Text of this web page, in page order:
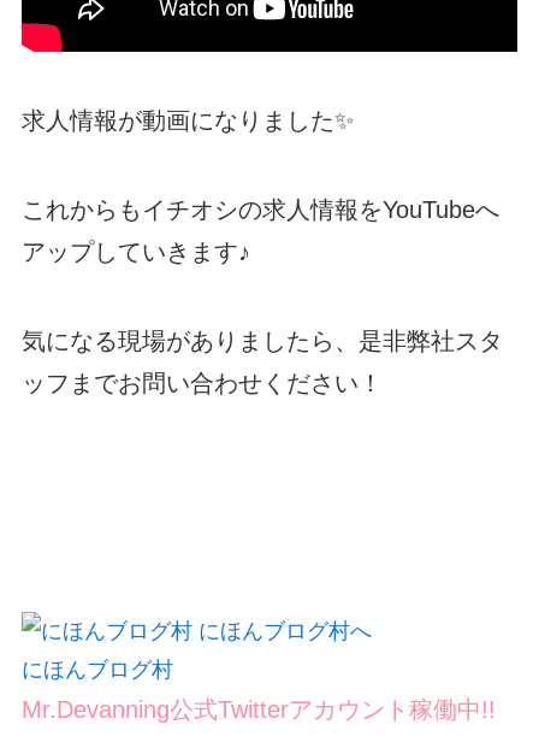
求人情報が動画になりました✨
これからもイチオシの求人情報をYouTubeへ
アップしていきます♪
気になる現場がありましたら、是非弊社スタ
ッフまでお問い合わせください！
にほんブログ村
Mr.Devanning公式Twitterアカウント稼働中!!